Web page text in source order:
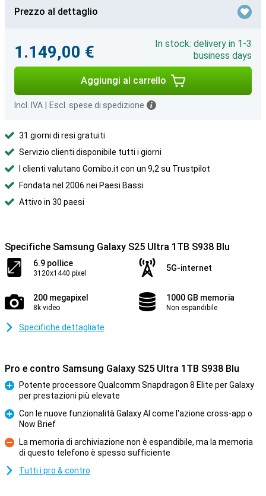
Prezzo al dettaglio
1.149,00 €
In stock: delivery in 1-3
business days
Aggiungi al carrello
Incl. IVA Escl. spese di spedizione
31 giorni di resi gratuiti
Servizio clienti disponibile tutti i giorni
I clienti valutano Gomibo.it con un 9,2 su Trustpilot
Fondata nel 2006 nei Paesi Bassi
Attivo in 30 paesi
Specifiche Samsung Galaxy S25 Ultra 1TB S938 Blu
6.9 pollice
3120x1440 pixel
5G-internet
200 megapixel
8k video
1000 GB memoria
Non espandibile
Specifiche dettagliate
Pro e contro Samsung Galaxy S25 Ultra 1TB S938 Blu
Potente processore Qualcomm Snapdragon 8 Elite per Galaxy
per prestazioni più elevate
Con le nuove funzionalità Galaxy AI come l'azione cross-app o
Now Brief
Contro
La memoria di archiviazione non è espandibile, ma la memoria
di questo telefono è spesso sufficiente
Tutti i pro & contro